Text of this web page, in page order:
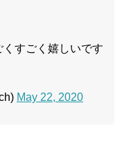
すごく嬉しいです
May 22, 2020